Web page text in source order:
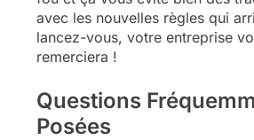
avec les nouvelles règles qui
lancez-vous, votre entreprise
remerciera !
Questions
Posées